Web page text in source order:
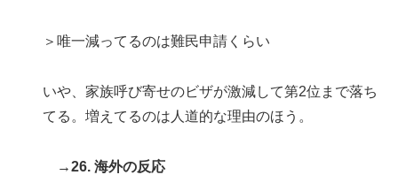
＞唯一減ってるのは難民申請くらい
いや、家族呼び寄せのビザが激減して第2位まで落ち
てる。増えてるのは人道的な理由のほう。
→26. 海外の反応